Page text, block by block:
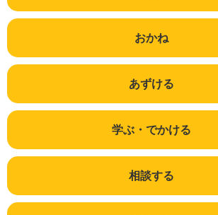
おかね
あずける
学ぶ・でかける
相談する